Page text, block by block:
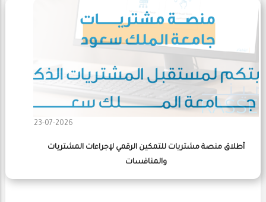
23-07-2026
أطلاق منصة مشتريات للتمكين الرقمي لإجراءات المشتريات
والمنافسات